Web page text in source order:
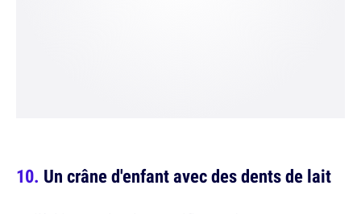
Un crâne d'enfant avec des dents de lait